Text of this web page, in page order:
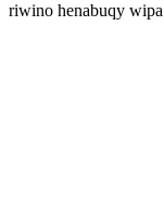
riwino henabuqy